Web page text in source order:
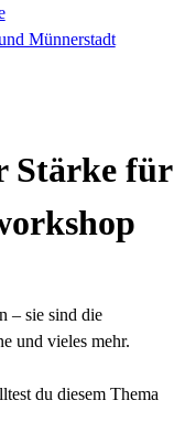
Münnerstadt
Stärke für
– sie sind die
und vieles mehr.
du diesem Thema